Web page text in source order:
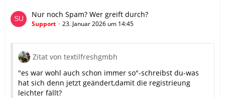
Nur noch Spam? Wer greift durch?
Support 23. Januar 2026 um 14:45
Zitat von textilfreshgmbh
"es war wohl auch schon immer so"-schreibst du-was
hat sich denn jetzt geändert,damit die registrieung
leichter fällt?